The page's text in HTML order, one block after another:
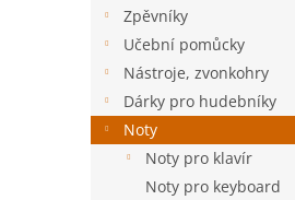
l
Zpěvníky
Učební pomůcky
Nástroje, zvonkohry
Dárky pro hudebníky
Noty
Noty pro klavír
Noty pro keyboard